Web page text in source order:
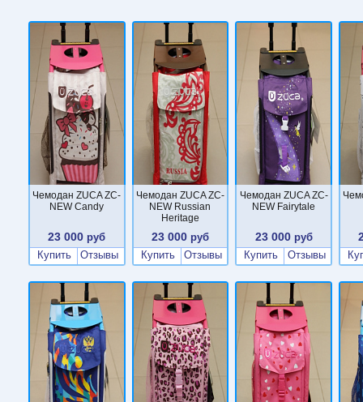
Чемодан ZUCA ZC-
NEW Candy
23 000 руб
Купить
Отзывы
Чемодан ZUCA ZC-
NEW Russian
Heritage
23 000 руб
Купить
Отзывы
Чемодан ZUCA ZC-
NEW Fairytale
23 000руб
Купить
Отзывы